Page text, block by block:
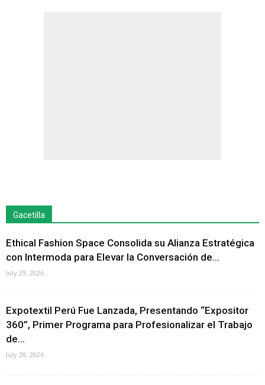
Gacetilla
Ethical Fashion Space Consolida su Alianza Estratégica
con Intermoda para Elevar la Conversación de...
July 29, 2026
Expotextil Perú Fue Lanzada, Presentando “Expositor
360”, Primer Programa para Profesionalizar el Trabajo
de...
July 28, 2026